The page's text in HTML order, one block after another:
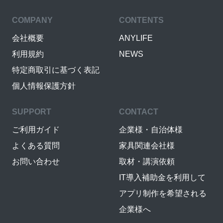
COMPANY
会社概要
利用規約
特定商取引に基づく表記
個人情報保護方針
CONTENTS
ANYLIFE
NEWS
SUPPORT
ご利用ガイド
よくある質問
お問い合わせ
CONTACT
企業様・自治体様
家具関連会社様
取材・講演依頼
IT導入補助金を利用して
アプリ制作を希望される
企業様へ